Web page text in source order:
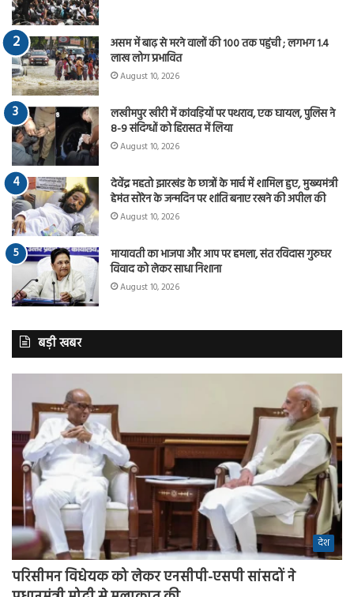
असम में बाढ़ से मरने वालों की 100 तक पहुंची ; लगभग 1.4
लाख लोग प्रभावित
August 10, 2026
लखीमपुर खीरी में कांवड़ियों पर पथराव, एक घायल, पुलिस ने
8-9 संदिग्धों को हिरासत में लिया
August 10, 2026
देवेंद्र महतो झारखंड के छात्रों के मार्च में शामिल हुए, मुख्यमंत्री
हेमंत सोरेन के जन्मदिन पर शांति बनाए रखने की अपील की
August 10, 2026
मायावती का भाजपा और आप पर हमला, संत रविदास गुरुघर
विवाद को लेकर साधा निशाना
August 10, 2026
बड़ी खबर
देश
परिसीमन विधेयक को लेकर एनसीपी-एसपी सांसदों ने